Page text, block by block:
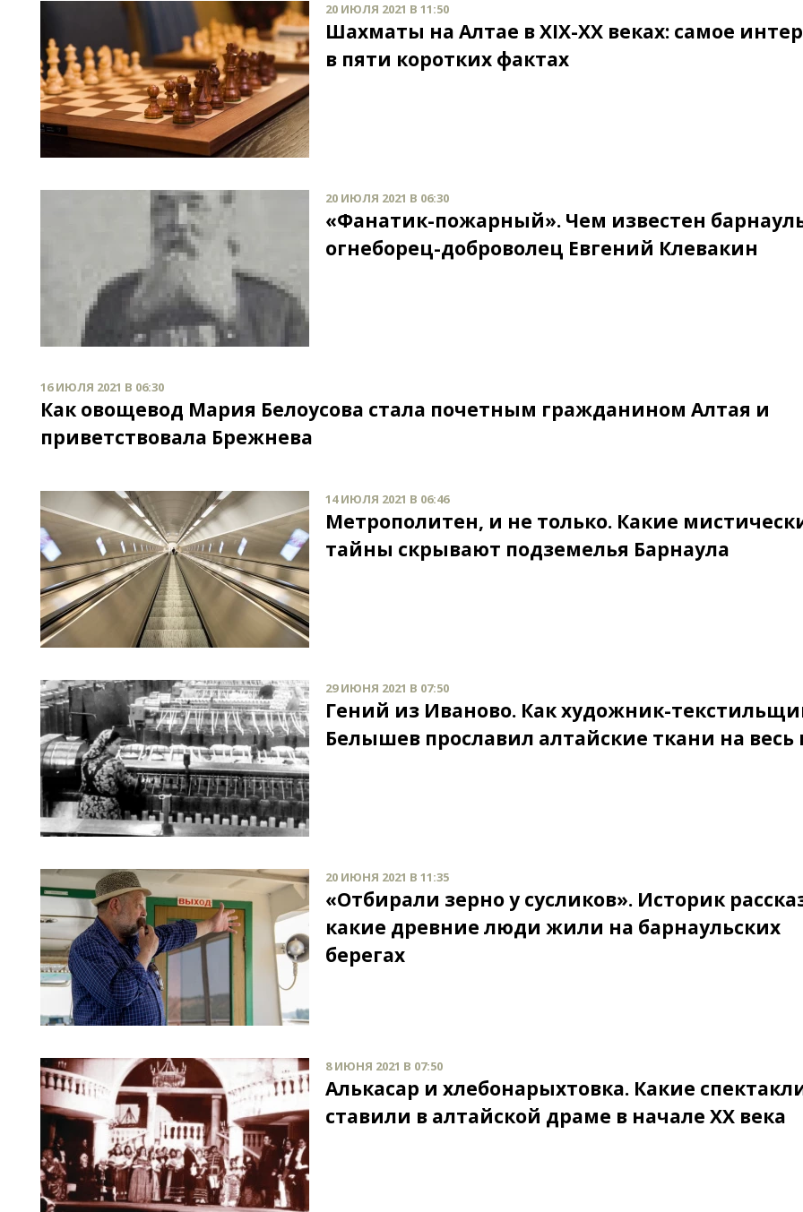
20 ИЮЛЯ 2021 В 11:50
Шахматы на Алтае в XIX-XX веках: самое
в пяти коротких фактах
20 ИЮЛЯ 2021 В 06:30
«Фанатик-пожарный». Чем известен
огнеборец-доброволец Евгений Клевакин
16 ИЮЛЯ 2021 В 06:30
Как овощевод Мария Белоусова стала почетным гражданином Алтая и
приветствовала Брежнева
14 ИЮЛЯ 2021 В 06:46
Метрополитен, и не только. Какие
тайны скрывают подземелья Барнаула
29 ИЮНЯ 2021 В 07:50
Гений из Иваново. Как художник-
Белышев прославил алтайские ткани на
20 ИЮНЯ 2021 В 11:35
«Отбирали зерно у сусликов». Историк
какие древние люди жили на барнаульских
берегах
8 ИЮНЯ 2021 В 07:50
Алькасар и хлебонарыхтовка. Какие
ставили в алтайской драме в начале XX века